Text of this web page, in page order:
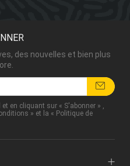
des nouvelles et bien plus
en cliquant sur « S'abonner » ,
» et la « Politique de